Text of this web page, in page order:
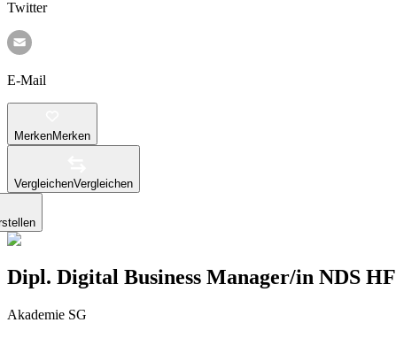
Twitter
E-Mail
MerkenMerken
VergleichenVergleichen
Dipl. Di­gi­tal Bu­si­ness Ma­na­ger/in NDS HF
Akademie SG